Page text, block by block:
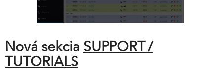
Nová sekcia SUPPORT /
TUTORIALS